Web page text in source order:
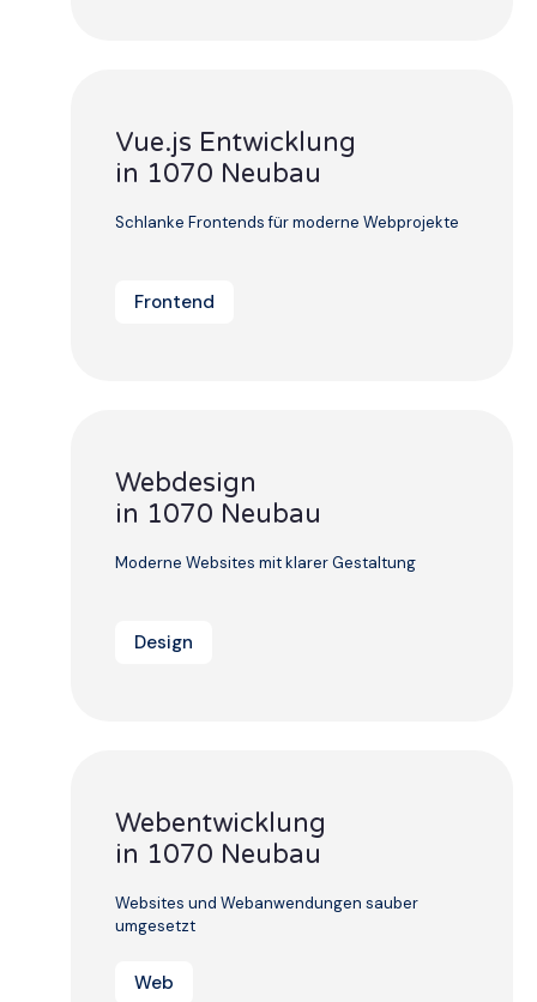
Vue.js Entwicklung
in 1070 Neubau
Schlanke Frontends für moderne Webprojekte
Frontend
Webdesign
in 1070 Neubau
Moderne Websites mit klarer Gestaltung
Design
Webentwicklung
in 1070 Neubau
Websites und Webanwendungen sauber
umgesetzt
Web